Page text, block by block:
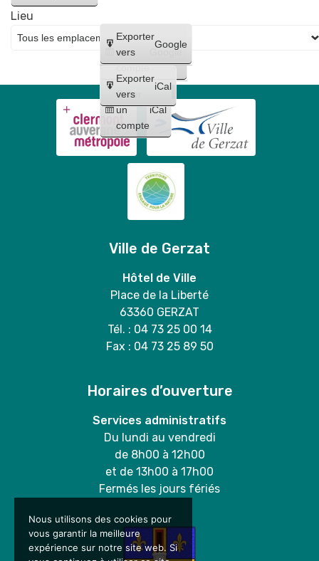
Créer
un
compte
Google
Créer
un
compte
iCal
Exporter
vers
Google
Exporter
vers
iCal
Lieu
Ville de Gerzat
Hôtel de Ville
Place de la Liberté
63360 GERZAT
Tél. : 04 73 25 00 14
Fax : 04 73 25 89 50
Horaires d’ouverture
Services administratifs
Du lundi au vendredi
de 8h00 à 12h00
et de 13h00 à 17h00
Fermés les jours fériés
Nous utilisons des cookies pour
vous garantir la meilleure
expérience sur notre site web. Si